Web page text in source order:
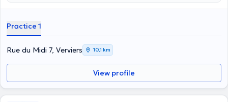
services afin d'atteindre vos objectifs personnels. Diplômé de la
nutritionniste, je vous conseille pour améliorer votre santé et votre
assiette. Les consultations en nutrition consistent: Bilan complet des
habitudes alimentaires. Dossier santé ( diabète, allergie,
grossesse,...). Dépistage micro-nutritionnel. Paramètres
anthropométriques. (Taille/poids/masse graisseuse/évolution
musculaire,...) Conseils diététiques et sportifs. Elaboration d'un
"menu semainier" adapté à vos besoins et activités professionnelles
Practice 1
Rue du Midi 7, Verviers 10,1 km
View profile